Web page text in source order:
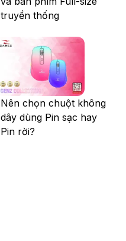
truyền thống
Nên chọn chuột không
dây dùng Pin sạc hay
Pin rời?